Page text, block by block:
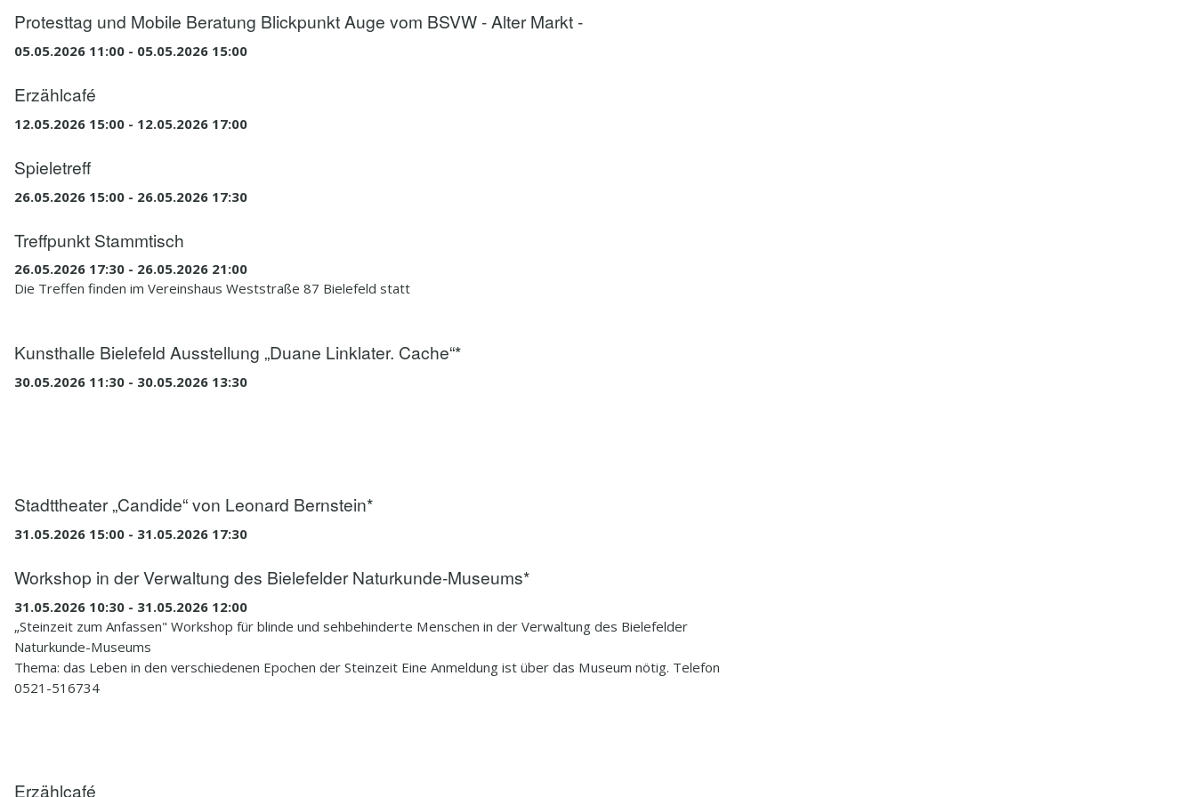
Protesttag und Mobile Beratung Blickpunkt Auge vom BSVW - Alter Markt -
05.05.2026 11:00 - 05.05.2026 15:00
Erzählcafé
12.05.2026 15:00 - 12.05.2026 17:00
Spieletreff
26.05.2026 15:00 - 26.05.2026 17:30
Treffpunkt Stammtisch
26.05.2026 17:30 - 26.05.2026 21:00
Die Treffen finden im Vereinshaus Weststraße 87 Bielefeld statt
Kunsthalle Bielefeld Ausstellung „Duane Linklater. Cache“*
30.05.2026 11:30 - 30.05.2026 13:30
Stadttheater „Candide“ von Leonard Bernstein*
31.05.2026 15:00 - 31.05.2026 17:30
Workshop in der Verwaltung des Bielefelder Naturkunde-Museums*
31.05.2026 10:30 - 31.05.2026 12:00
„Steinzeit zum Anfassen" Workshop für blinde und sehbehinderte Menschen in der Verwaltung des Bielefelder
Naturkunde-Museums
Thema: das Leben in den verschiedenen Epochen der Steinzeit Eine Anmeldung ist über das Museum nötig. Telefon
0521-516734
Erzählcafé